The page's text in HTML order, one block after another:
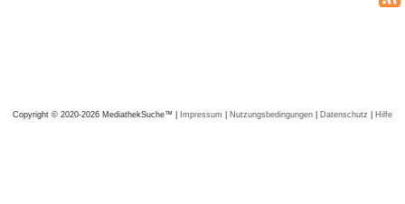
Copyright © 2020-2026 MediathekSuche™ | Impressum | Nutzungsbedingungen | Datenschutz | Hilfe